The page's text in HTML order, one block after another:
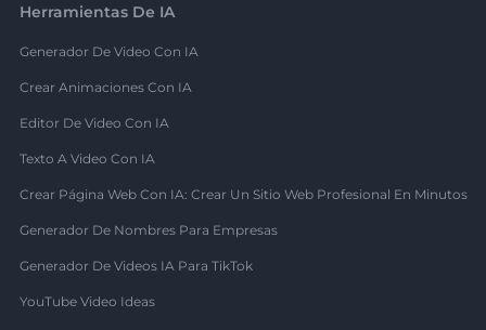
Herramientas De IA
Generador De Video Con IA
Crear Animaciones Con IA
Editor De Video Con IA
Texto A Video Con IA
Crear Página Web Con IA: Crear Un Sitio Web Profesional En Minutos
Generador De Nombres Para Empresas
Generador De Videos IA Para TikTok
YouTube Video Ideas